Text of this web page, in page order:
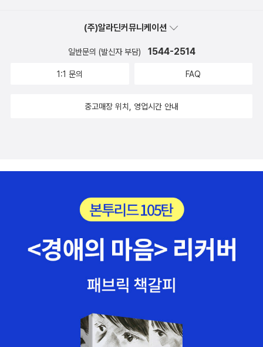
(주)알라딘커뮤니케이션
일반문의 (발신자 부담) 1544-2514
1:1 문의 FAQ
중고매장 위치, 영업시간 안내